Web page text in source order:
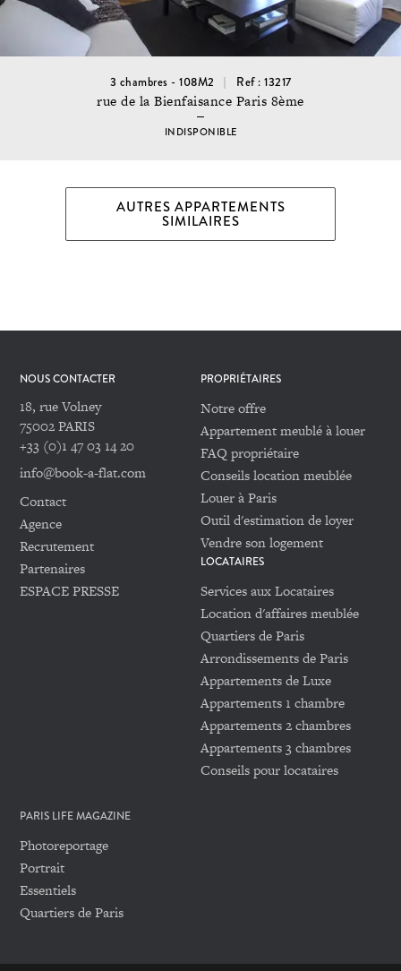
3 chambres - 108M2 Ref : 13217
rue de la Bienfaisance Paris 8ème
INDISPONIBLE
AUTRES APPARTEMENTS
SIMILAIRES
NOUS CONTACTER
18, rue Volney
75002 PARIS
+33 (0)1 47 03 14 20
info@book-a-flat.com
Contact
Agence
Recrutement
Partenaires
ESPACE PRESSE
PROPRIÉTAIRES
Notre offre
Appartement meublé à louer
FAQ propriétaire
Conseils location meublée
Louer à Paris
Outil d'estimation de loyer
Vendre son logement
LOCATAIRES
Services aux Locataires
Location d'affaires meublée
Quartiers de Paris
Arrondissements de Paris
Appartements de Luxe
Appartements 1 chambre
Appartements 2 chambres
Appartements 3 chambres
Conseils pour locataires
PARIS LIFE MAGAZINE
Photoreportage
Portrait
Essentiels
Quartiers de Paris